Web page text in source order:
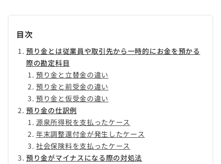
目次
預り金とは従業員や取引先から一時的にお金を預かる
際の勘定科目
預り金と立替金の違い
預り金と前受金の違い
預り金と仮受金の違い
預り金の仕訳例
源泉所得税を支払ったケース
年末調整還付金が発生したケース
社会保険料を支払ったケース
預り金がマイナスになる際の対処法